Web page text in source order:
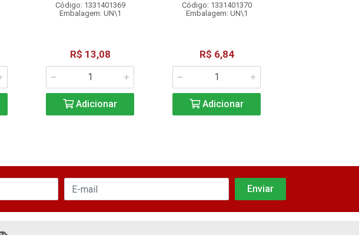
Código: 1331401369
Embalagem: UN\1
R$ 13,08
Adicionar
Código: 1331401370
Embalagem: UN\1
R$ 6,84
Adicionar